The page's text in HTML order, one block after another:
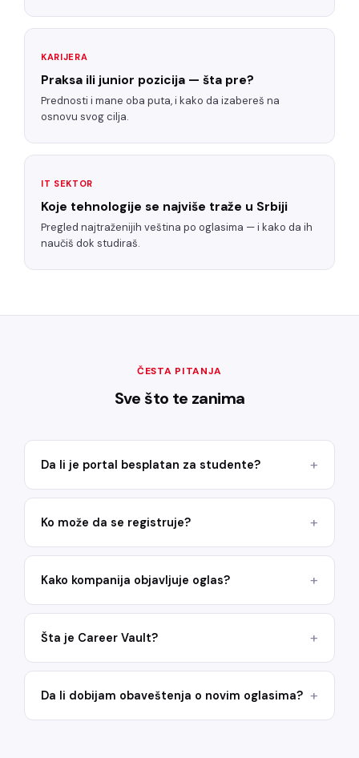
KARIJERA
Praksa ili junior pozicija — šta pre?
Prednosti i mane oba puta, i kako da izabereš na
osnovu svog cilja.
IT SEKTOR
Koje tehnologije se najviše traže u Srbiji
Pregled najtraženijih veština po oglasima — i kako da ih
naučiš dok studiraš.
ČESTA PITANJA
Sve što te zanima
Da li je portal besplatan za studente?
Ko može da se registruje?
Kako kompanija objavljuje oglas?
Šta je Career Vault?
Da li dobijam obaveštenja o novim oglasima?